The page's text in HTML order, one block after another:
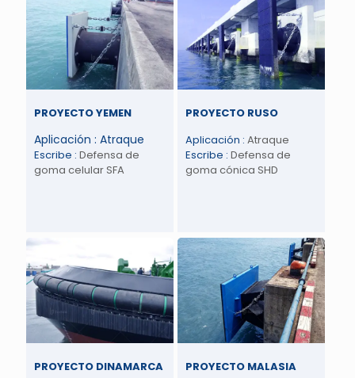
PROYECTO YEMEN
Aplicación : Atraque
Escribe : Defensa de
goma celular SFA
PROYECTO RUSO
Aplicación : Atraque
Escribe : Defensa de
goma cónica SHD
PROYECTO DINAMARCA
PROYECTO MALASIA